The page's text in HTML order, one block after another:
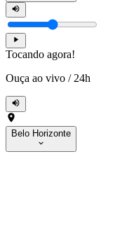
Tocando agora!
Ouça ao vivo / 24h
Belo Horizonte